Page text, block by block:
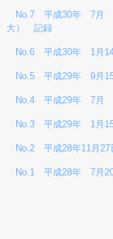
No.7 平成30年 7月 1
大） 記録
No.6 平成30年 1月
No.5 平成29年 9月15
No.4 平成29年 7月
No.3 平成29年 1月
No.2 平成28年11月
No.1 平成28年 7月20